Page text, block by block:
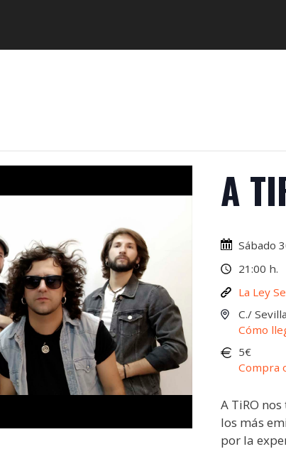
A
Sábado
21:00 h.
La Ley
C./
Cómo
5€
Compra
A TiRO
los más
por la